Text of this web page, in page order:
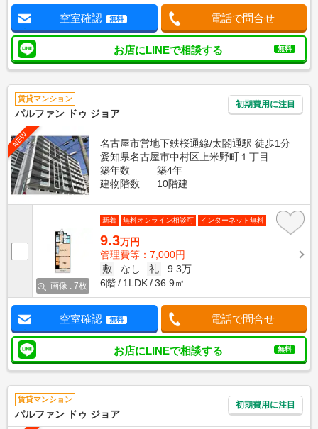
空室確認 無料 電話で問合せ
お店にLINEで相談する 無料
賃貸マンション
パルファン ドゥ ジョア
初期費用に注目
NEW
名古屋市営地下鉄桜通線/太閤通駅 徒歩1分
愛知県名古屋市中村区上米野町１丁目
築年数
築4年
建物階数
10階建
画像 : 7枚
新着 無料オンライン相談可 インターネット無料
9.3万円
管理費等：7,000円
敷
なし 礼
9.3万
6階
1LDK 36.9㎡
空室確認 無料 電話で問合せ
お店にLINEで相談する 無料
賃貸マンション
パルファン ドゥ ジョア
初期費用に注目